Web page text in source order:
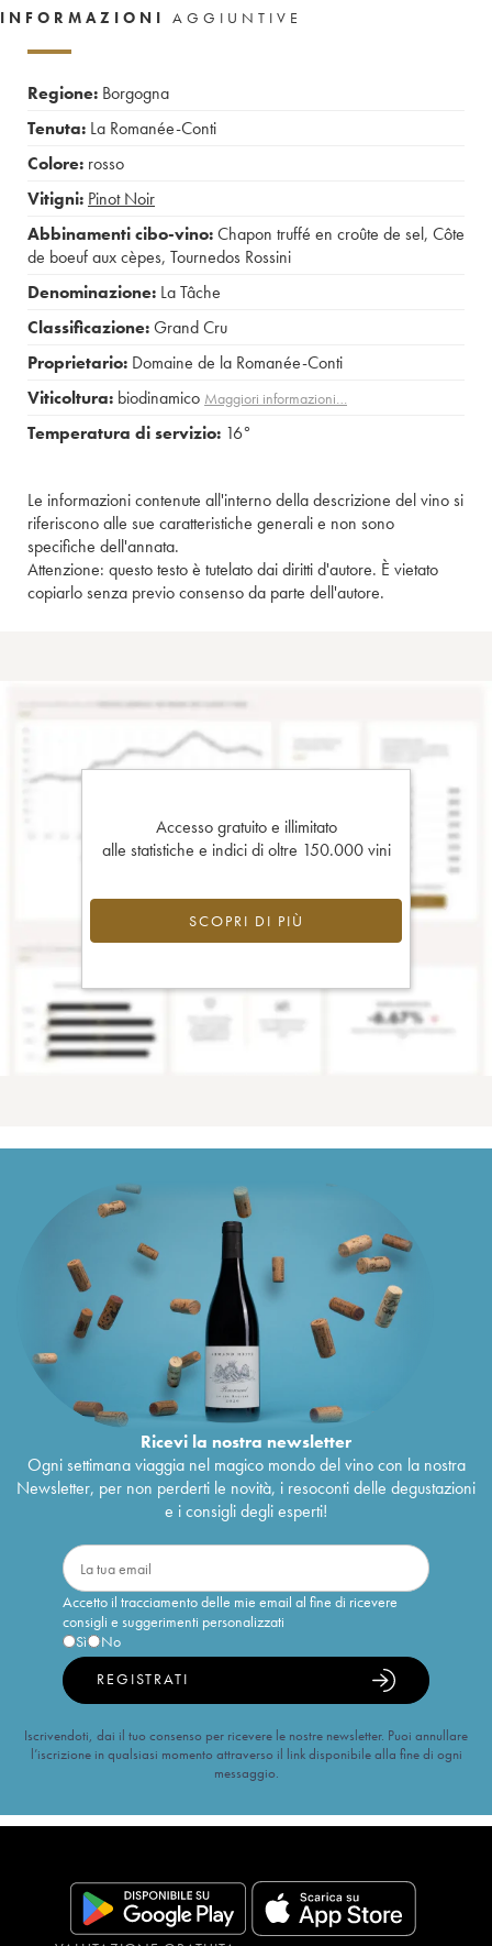
INFORMAZIONI AGGIUNTIVE
Regione: Borgogna
Tenuta: La Romanée-Conti
Colore: rosso
Vitigni: Pinot Noir
Abbinamenti cibo-vino:Chapon truffé en croûte de sel, Côte
de boeuf aux cèpes, Tournedos Rossini
Denominazione: La Tâche
Classificazione:Grand Cru
Proprietario: Domaine de la Romanée-Conti
Viticoltura: biodinamico Maggiori informazioni…
Temperatura di servizio: 16°
Le informazioni contenute all'interno della descrizione del vino si
riferiscono alle sue caratteristiche generali e non sono
specifiche dell'annata.
Attenzione: questo testo è tutelato dai diritti d'autore. È vietato
copiarlo senza previo consenso da parte dell'autore.
Accesso gratuito e illimitato
alle statistiche e indici di oltre 150.000 vini
SCOPRI DI PIÙ
Ricevi la nostra newsletter
Ogni settimana viaggia nel magico mondo del vino con la nostra
Newsletter, per non perderti le novità, i resoconti delle degustazioni
e i consigli degli esperti!
Accetto il tracciamento delle mie email al fine di ricevere
consigli e suggerimenti personalizzati
Sì
No
REGISTRATI
Iscrivendoti, dai il tuo consenso per ricevere le nostre newsletter. Puoi annullare
l’iscrizione in qualsiasi momento attraverso il link disponibile alla fine di ogni
messaggio.